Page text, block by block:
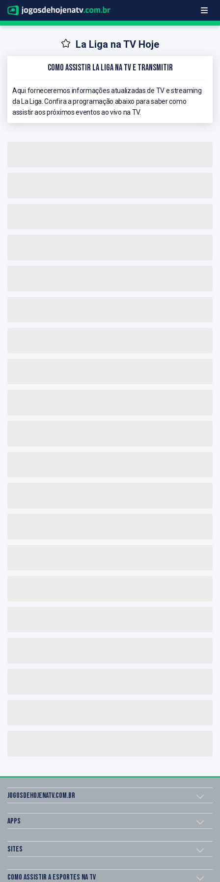
La Liga na TV Hoje
Como Assistir La Liga na TV e Transmitir
Aqui forneceremos informações atualizadas de TV e streaming
da La Liga. Confira a programação abaixo para saber como
assistir aos próximos eventos ao vivo na TV.
Jogosdehojenatv.com.br
Apps
Sites
Como assistir a esportes na TV